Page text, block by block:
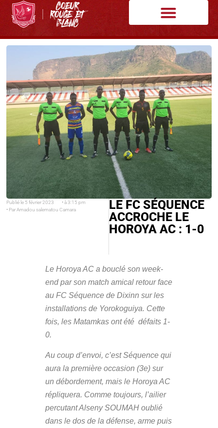
Publié le 5 février 2023 • à 3:15 pm
• ParAmadou salematou Camara
LE FC SÉQUENCE
ACCROCHE LE
HOROYA AC : 1-0
Le Horoya AC a bouclé son week-
end par son match amical retour face
au FC Séquence de Dixinn sur les
installations de Yorokoguiya. Cette
fois, les Matamkas ont été défaits 1-
0.
Au coup d’envoi, c’est Séquence qui
aura la première occasion (3e) sur
un débordement, mais le Horoya AC
répliquera. Comme toujours, l’ailier
percutant Alseny SOUMAH oublié
dans le dos de la défense, arme puis